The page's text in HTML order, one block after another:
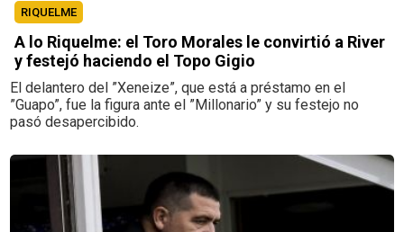
RIQUELME
A lo Riquelme: el Toro Morales le convirtió a River
y festejó haciendo el Topo Gigio
El delantero del ”Xeneize”, que está a préstamo en el
”Guapo”, fue la figura ante el ”Millonario” y su festejo no
pasó desapercibido.